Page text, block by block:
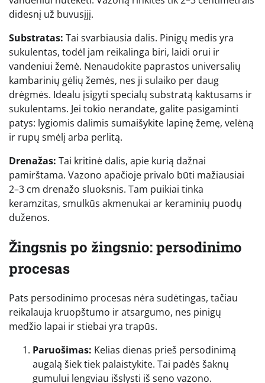
didesnį už buvusįjį.
Substratas: Tai svarbiausia dalis. Pinigų medis yra
sukulentas, todėl jam reikalinga biri, laidi orui ir
vandeniui žemė. Nenaudokite paprastos universalių
kambarinių gėlių žemės, nes ji sulaiko per daug
drėgmės. Idealu įsigyti specialų substratą kaktusams ir
sukulentams. Jei tokio nerandate, galite pasigaminti
patys: lygiomis dalimis sumaišykite lapinę žemę, velėną
ir rupų smėlį arba perlitą.
Drenažas: Tai kritinė dalis, apie kurią dažnai
pamirštama. Vazono apačioje privalo būti mažiausiai
2–3 cm drenažo sluoksnis. Tam puikiai tinka
keramzitas, smulkūs akmenukai ar keraminių puodų
duženos.
Žingsnis po žingsnio: persodinimo
procesas
Pats persodinimo procesas nėra sudėtingas, tačiau
reikalauja kruopštumo ir atsargumo, nes pinigų
medžio lapai ir stiebai yra trapūs.
Paruošimas: Kelias dienas prieš persodinimą
augalą šiek tiek palaistykite. Tai padės šaknų
gumului lengviau išslysti iš seno vazono.